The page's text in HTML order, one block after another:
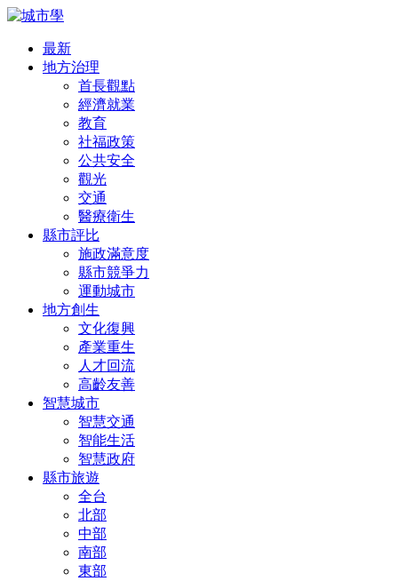
最新
地方治理
首長觀點
經濟就業
教育
社福政策
公共安全
觀光
交通
醫療衛生
縣市評比
施政滿意度
縣市競爭力
運動城市
地方創生
文化復興
產業重生
人才回流
高齡友善
智慧城市
智慧交通
智能生活
智慧政府
縣市旅遊
全台
北部
中部
南部
東部